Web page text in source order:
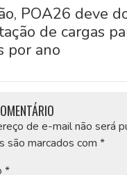
POA26 deve
de cargas
por ano
de e-mail não será
são marcados com *
*